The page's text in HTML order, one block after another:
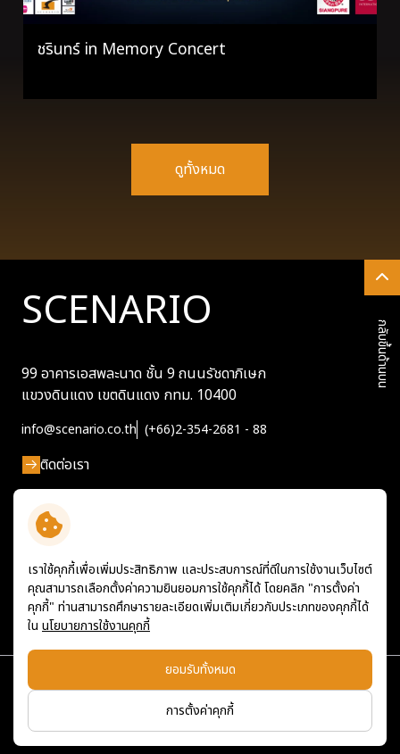
ชรินทร์ in Memory Concert
ดูทั้งหมด
SCENARIO
99 อาคารเอสพละนาด ชั้น 9 ถนนรัชดาภิเษก
แขวงดินแดง เขตดินแดง กทม. 10400
info@scenario.co.th (+66)2-354-2681 - 88
ติดต่อเรา
© สงวนลิขสิทธิ์ พ.ศ. 2569 บริษัท ซีเนริโอ จำกัด
ข้อกำหนดและเงื่อนไข
นโยบายคุ้มครองข้อมูลความเป็นส่วนตัว
นโยบายคุกกี้
แผนผังเว็บไซต์
กลับขึ้นด้านบน
เราใช้คุกกี้เพื่อเพิ่มประสิทธิภาพ และประสบการณ์ที่ดีในการใช้งานเว็บไซต์
คุณสามารถเลือกตั้งค่าความยินยอมการใช้คุกกี้ได้ โดยคลิก "การตั้งค่า
คุกกี้" ท่านสามารถศึกษารายละเอียดเพิ่มเติมเกี่ยวกับประเภทของคุกกี้ได้
ใน นโยบายการใช้งานคุกกี้
ยอมรับทั้งหมด
การตั้งค่าคุกกี้